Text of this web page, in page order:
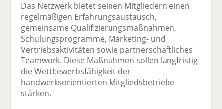
Das Netzwerk bietet seinen Mitgliedern einen
regelmäßigen Erfahrungsaustausch,
gemeinsame Qualifizierungsmaßnahmen,
Schulungsprogramme, Marketing- und
Vertriebsaktivitäten sowie partnerschaftliches
Teamwork. Diese Maßnahmen sollen langfristig
die Wettbewerbsfähigkeit der
handwerksorientierten Mitgliedsbetriebe
stärken.